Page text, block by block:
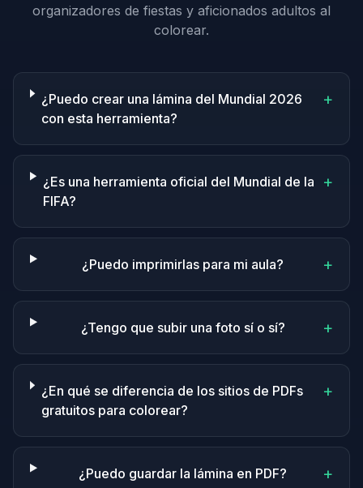
organizadores de fiestas y aficionados adultos al
colorear.
¿Puedo crear una lámina del Mundial 2026
con esta herramienta?
+
¿Es una herramienta oficial del Mundial de la
FIFA?
+
¿Puedo imprimirlas para mi aula? +
¿Tengo que subir una foto sí o sí? +
¿En qué se diferencia de los sitios de PDFs
gratuitos para colorear?
+
¿Puedo guardar la lámina en PDF? +